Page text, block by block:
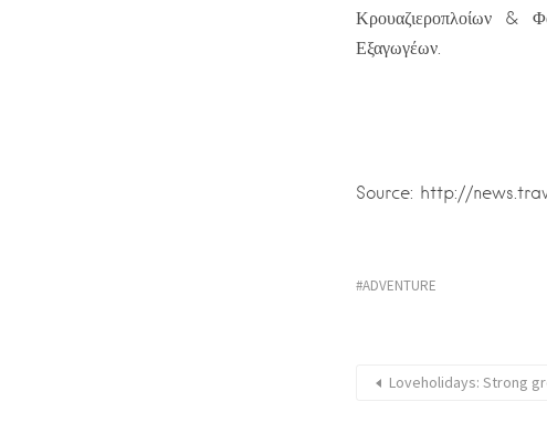
Κρουαζιεροπλοίων &
Εξαγωγέων.
Source: http://
ADVENTURE
Loveholidays: Strong